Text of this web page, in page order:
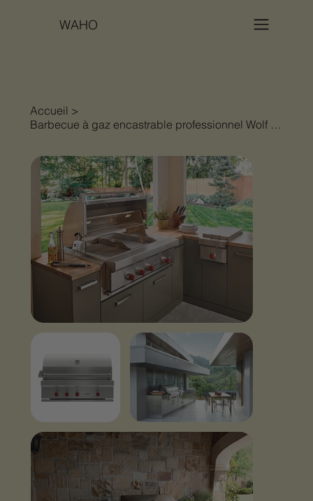
WAHO
Accueil >
Barbecue à gaz encastrable professionnel Wolf ICBOG42​